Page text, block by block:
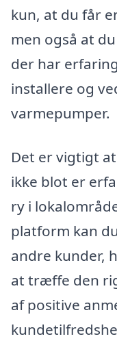
kun, at du får
men også at
der har
installere og
varmepumper.
Det er vigtigt
ikke blot er
ry i
platform kan
andre kunder,
at træffe den
af positive